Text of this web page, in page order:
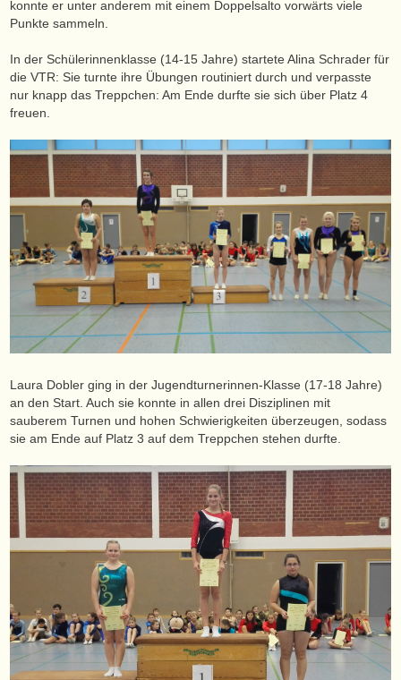
konnte er unter anderem mit einem Doppelsalto vorwärts viele
Punkte sammeln.
In der Schülerinnenklasse (14-15 Jahre) startete Alina Schrader für
die VTR: Sie turnte ihre Übungen routiniert durch und verpasste
nur knapp das Treppchen: Am Ende durfte sie sich über Platz 4
freuen.
Laura Dobler ging in der Jugendturnerinnen-Klasse (17-18 Jahre)
an den Start. Auch sie konnte in allen drei Disziplinen mit
sauberem Turnen und hohen Schwierigkeiten überzeugen, sodass
sie am Ende auf Platz 3 auf dem Treppchen stehen durfte.